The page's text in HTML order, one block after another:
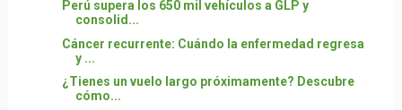
Perú supera los 650 mil vehículos a GLP y
consolid...
Cáncer recurrente: Cuándo la enfermedad regresa
y ...
¿Tienes un vuelo largo próximamente? Descubre
cómo...